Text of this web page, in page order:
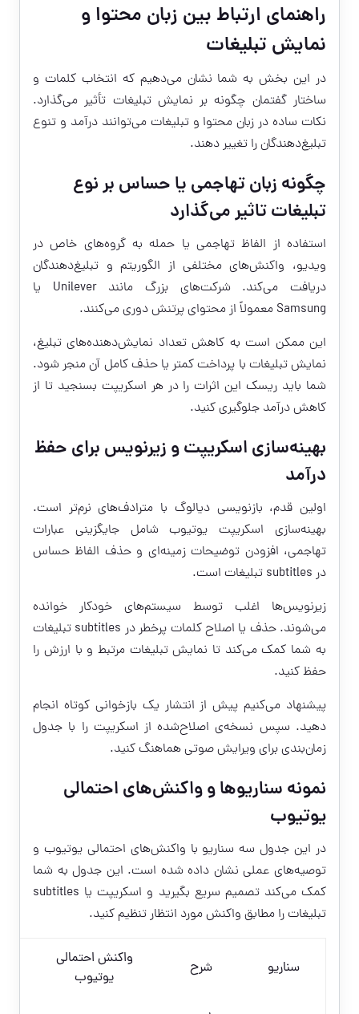
راهنمای ارتباط بین زبان محتوا و
نمایش تبلیغات
در این بخش به شما نشان می‌دهیم که انتخاب کلمات و
ساختار گفتمان چگونه بر نمایش تبلیغات تأثیر می‌گذارد.
نکات ساده در زبان محتوا و تبلیغات می‌توانند درآمد و تنوع
تبلیغ‌دهندگان را تغییر دهند.
چگونه زبان تهاجمی یا حساس بر نوع
تبلیغات تاثیر می‌گذارد
استفاده از الفاظ تهاجمی یا حمله به گروه‌های خاص در
ویدیو، واکنش‌های مختلفی از الگوریتم و تبلیغ‌دهندگان
دریافت می‌کند. شرکت‌های بزرگ مانند Unilever یا
Samsung معمولاً از محتوای پرتنش دوری می‌کنند.
این ممکن است به کاهش تعداد نمایش‌دهنده‌های تبلیغ،
نمایش تبلیغات با پرداخت کمتر یا حذف کامل آن منجر شود.
شما باید ریسک این اثرات را در هر اسکریپت بسنجید تا از
کاهش درآمد جلوگیری کنید.
بهینه‌سازی اسکریپت و زیرنویس برای حفظ
درآمد
اولین قدم، بازنویسی دیالوگ با مترادف‌های نرم‌تر است.
بهینه‌سازی اسکریپت یوتیوب شامل جایگزینی عبارات
تهاجمی، افزودن توضیحات زمینه‌ای و حذف الفاظ حساس
در subtitles تبلیغات است.
زیرنویس‌ها اغلب توسط سیستم‌های خودکار خوانده
می‌شوند. حذف یا اصلاح کلمات پرخطر در subtitles تبلیغات
به شما کمک می‌کند تا نمایش تبلیغات مرتبط و با ارزش را
حفظ کنید.
پیشنهاد می‌کنیم پیش از انتشار یک بازخوانی کوتاه انجام
دهید. سپس نسخه‌ی اصلاح‌شده از اسکریپت را با جدول
زمان‌بندی برای ویرایش صوتی هماهنگ کنید.
نمونه سناریوها و واکنش‌های احتمالی
یوتیوب
در این جدول سه سناریو با واکنش‌های احتمالی یوتیوب و
توصیه‌های عملی نشان داده شده است. این جدول به شما
کمک می‌کند تصمیم سریع بگیرید و اسکریپت یا subtitles
تبلیغات را مطابق واکنش مورد انتظار تنظیم کنید.
سناریو شرح
واکنش احتمالی
یوتیوب